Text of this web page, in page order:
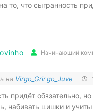
то, что сыгранность
Начинающий
на Virgo_Gringo_Juve
придёт обязательно, но
набивать шишки и